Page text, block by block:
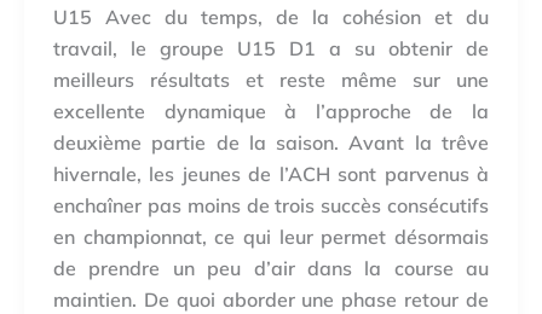
U15 Avec du temps, de la cohésion et du
travail, le groupe U15 D1 a su obtenir de
meilleurs résultats et reste même sur une
excellente dynamique à l’approche de la
deuxième partie de la saison. Avant la trêve
hivernale, les jeunes de l’ACH sont parvenus à
enchaîner pas moins de trois succès consécutifs
en championnat, ce qui leur permet désormais
de prendre un peu d’air dans la course au
maintien. De quoi aborder une phase retour de